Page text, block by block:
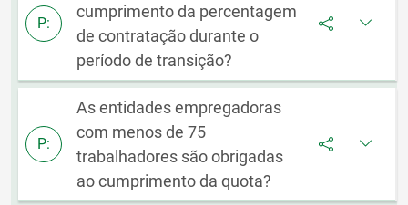
P:
cumprimento da percentagem
de contratação durante o
período de transição?
P:
As entidades empregadoras
com menos de 75
trabalhadores são obrigadas
ao cumprimento da quota?